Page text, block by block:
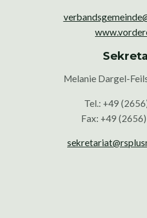
Melanie Dargel-
Tel.: +49
Fax: +49